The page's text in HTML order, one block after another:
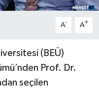
A- A+
(BEÜ)
Prof. Dr.
seçilen